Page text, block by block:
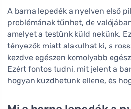
A barna lepedék a nyelven első
problémának tűnhet, de
amelyet a testünk küld nekünk.
tényezők miatt alakulhat ki, a
kezdve egészen komolyabb
Ezért fontos tudni, mit jelent a
hogyan küzdhetünk ellene, és